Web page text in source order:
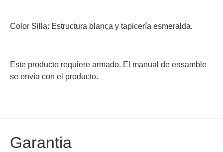
Color Silla: Estructura blanca y tapicería esmeralda.
Este producto requiere armado. El manual de ensamble
se envía con el producto.
Garantia